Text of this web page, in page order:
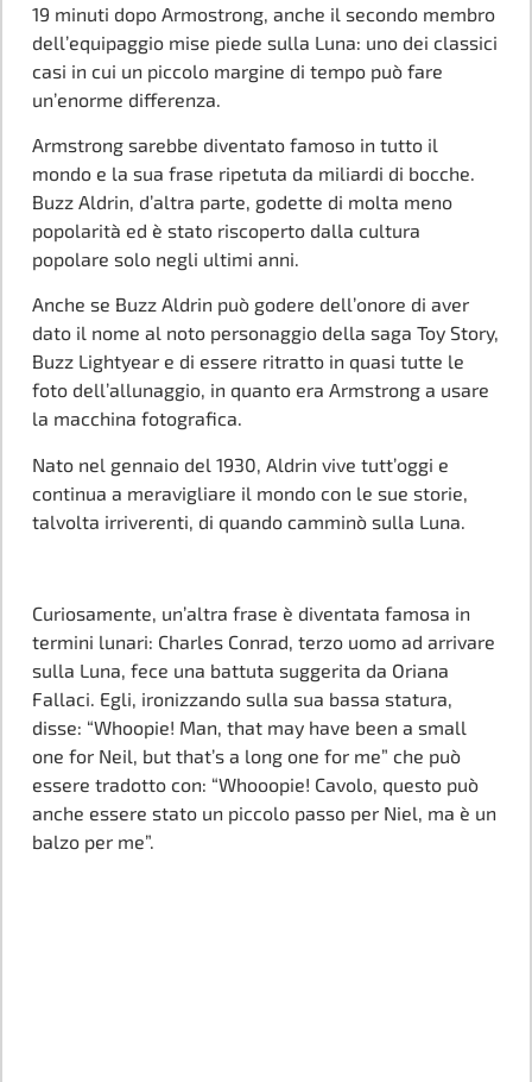
19 minuti dopo Armostrong, anche il secondo membro
dell’equipaggio mise piede sulla Luna: uno dei classici
casi in cui un piccolo margine di tempo può fare
un’enorme differenza.
Armstrong sarebbe diventato famoso in tutto il
mondo e la sua frase ripetuta da miliardi di bocche.
Buzz Aldrin, d’altra parte, godette di molta meno
popolarità ed è stato riscoperto dalla cultura
popolare solo negli ultimi anni.
Anche se Buzz Aldrin può godere dell’onore di aver
dato il nome al noto personaggio della saga Toy Story,
Buzz Lightyear e di essere ritratto in quasi tutte le
foto dell’allunaggio, in quanto era Armstrong a usare
la macchina fotografica.
Nato nel gennaio del 1930, Aldrin vive tutt’oggi e
continua a meravigliare il mondo con le sue storie,
talvolta irriverenti, di quando camminò sulla Luna.
Curiosamente, un’altra frase è diventata famosa in
termini lunari: Charles Conrad, terzo uomo ad arrivare
sulla Luna, fece una battuta suggerita da Oriana
Fallaci. Egli, ironizzando sulla sua bassa statura,
disse: “Whoopie! Man, that may have been a small
one for Neil, but that’s a long one for me” che può
essere tradotto con: “Whooopie! Cavolo, questo può
anche essere stato un piccolo passo per Niel, ma è un
balzo per me”.